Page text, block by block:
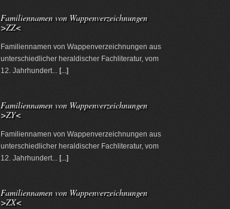
Familiennamen von Wappenverzeichnungen
>ZZ<
Familiennamen von Wappenverzeichnungen aus
unterschiedlicher heraldischer Fachliteratur, vom
12. Jahrhundert... [...]
Familiennamen von Wappenverzeichnungen
>ZY<
Familiennamen von Wappenverzeichnungen aus
unterschiedlicher heraldischer Fachliteratur, vom
12. Jahrhundert... [...]
Familiennamen von Wappenverzeichnungen
>ZX<